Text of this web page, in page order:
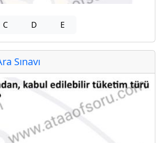
C D E
Sınavı